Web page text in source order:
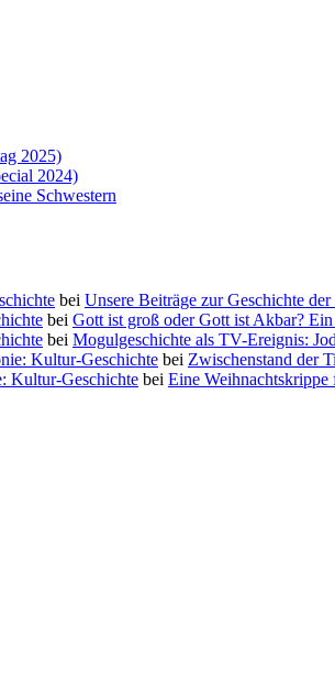
2025)
2024)
Schwestern
bei Unsere Beiträge zur Geschichte
bei Gott ist groß oder Gott ist Akbar?
bei Mogulgeschichte als TV-Ereignis:
Kultur-Geschichte bei Zwischenstand der
Kultur-Geschichte bei Eine